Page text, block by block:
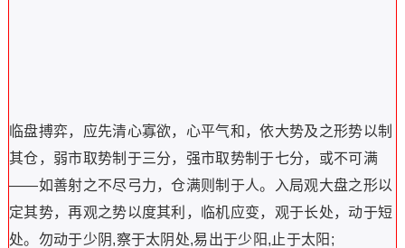
临盘搏弈，应先清心寡欲，心平气和，依大势及之形势以制
其仓，弱市取势制于三分，强市取势制于七分，或不可满
——如善射之不尽弓力，仓满则制于人。入局观大盘之形以
定其势，再观之势以度其利，临机应变，观于长处，动于短
处。勿动于少阴,察于太阴处,易出于少阳,止于太阳;